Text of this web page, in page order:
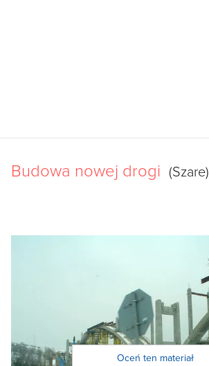
Budowa nowej drogi (Szare)
Oceń ten materiał